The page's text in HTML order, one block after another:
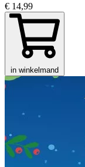
€ 14,99
in winkelmand